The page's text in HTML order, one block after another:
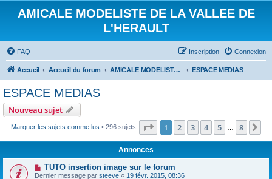
AMICALE MODELISTE DE LA VALLEE DE
L'HERAULT
FAQ Connexion
Inscription
Accueil Accueil du forum AMICALE MODELISTE DE LA VALLEE DE L'HERAULT ESPACE MEDIAS
ESPACE MEDIAS
Nouveau sujet
Marquer les sujets comme lus • 296 sujets Page 1sur8
1 2 3 4 5 8
Annonces
TUTO insertion image sur le forum
Dernier message par steeve « 19 févr. 2015, 08:36